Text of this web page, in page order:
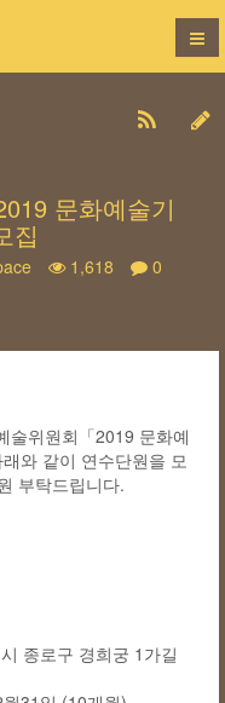
문화예술기
집
1,618
0
술위원회「2019 문화예
와 같이 연수단원을 모
부탁드립니다.
종로구 경희궁 1가길